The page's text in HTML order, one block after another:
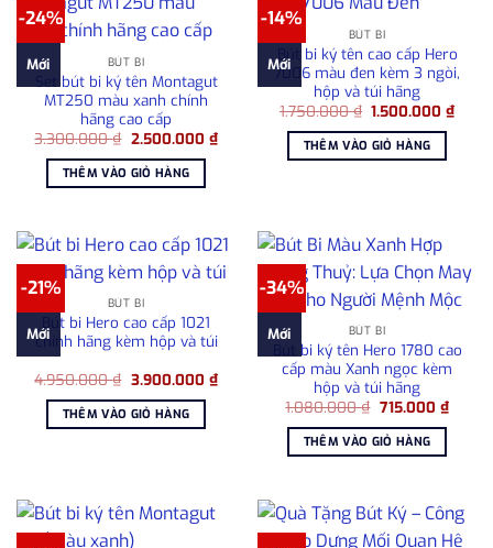
-24%
Mới BÚT BI
Set bút bi ký tên Montagut
MT250 màu xanh chính
hãng cao cấp
3.300.000₫ Giá
là:
3.300.000 ₫.
2.500.000 ₫Giá
hiện
THÊM VÀO GIỎ HÀNG
-14%
Mới
BÚT BI
Bút bi ký tên cao cấp Hero
7006 màu đen kèm 3 ngòi,
hộp và túi hãng
1.750.000₫ Giá
là:
1.750.000 ₫.
1.500.000₫Giá
hiện
THÊM VÀO GIỎ HÀNG
-21%
Mới
BÚT BI
Bút bi Hero cao cấp 1021
chính hãng kèm hộp và túi
4.950.000₫ Giá
là:
4.950.000 ₫.
3.900.000 ₫Giá
3.900.000 ₫.
THÊM VÀO GIỎ HÀNG
-34%
Mới BÚT BI
Bút bi ký tên Hero 1780 cao
cấp màu Xanh ngọc kèm
hộp và túi hãng
1.080.000₫ Giá
là:
1.080.000 ₫.
715.000 ₫Giá
THÊM VÀO GIỎ HÀNG